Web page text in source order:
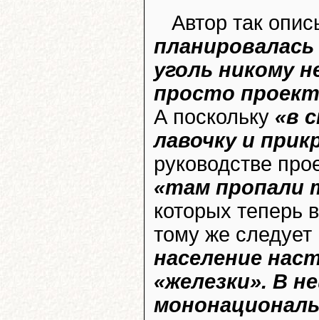
Автор так
уголь никому
просто
А поскольку «в
лавочку и
руководстве
«там пропали
которых
тому же
население
«железки». В